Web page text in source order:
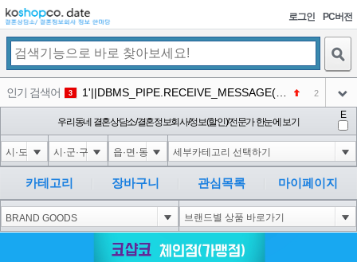
로그인 PC버전
인기 검색어 3 1'||DBMS_PIPE.RECEIVE_MESSAGE(CHR(98)||CHR(98)||CHR(98),15)||' 2
4 1-1 waitfor delay '0:0:15' --
아이콘
5 1-1); waitfor delay '0:0:15' --
아이콘
6 1-1; waitfor delay '0:0:15' --
아이콘
2
1 1
아이콘
198
코샵
우리동네 결혼상담소/결혼정보회사/정보(할인)/전문가 한눈에 보기
E
카테고리 장바구니 관심목록 마이페이지